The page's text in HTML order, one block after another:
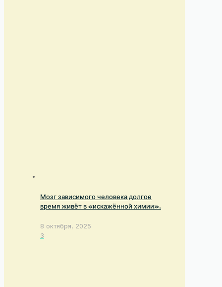
Мозг зависимого человека долгое
время живёт в «искажённой химии».
8 октября, 2025
3